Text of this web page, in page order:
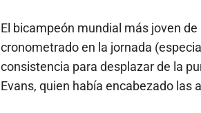
El bicampeón mundial más joven
cronometrado en la jornada
consistencia para desplazar de la
Evans, quien había encabezado